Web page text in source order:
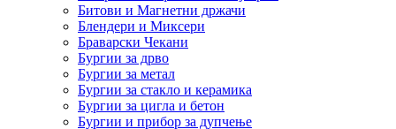
Битови и Магнетни држачи
Блендери и Миксери
Браварски Чекани
Бургии за дрво
Бургии за метал
Бургии за стакло и керамика
Бургии за цигла и бетон
Бургии и прибор за дупчење